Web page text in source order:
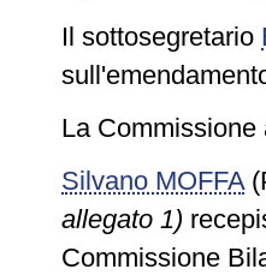
Il sottosegretario
La Commissione
Silvano MOFFA
allegato 1)
Commissione